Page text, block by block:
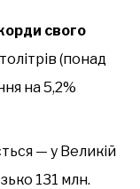
свого
(понад
на 5,2%
— у Великій
131 млн.